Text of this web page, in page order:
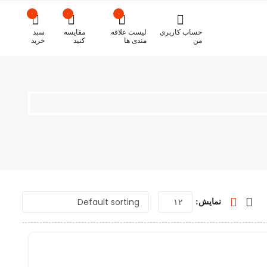
حساب کاربری
من
۰
لیست علاقه
مندی ها
۰
مقایسه
کنید
۰
سبد
خرید
نمایش: